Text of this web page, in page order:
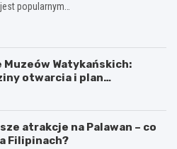
popularnym…
Muzeów Watykańskich:
otwarcia i plan
atrakcje na Palawan – co
Filipinach?